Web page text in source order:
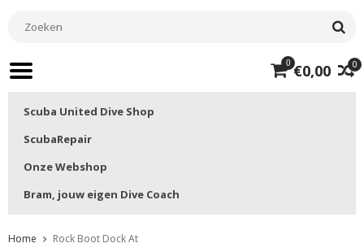
0
0 €0,00
Scuba United Dive Shop
ScubaRepair
Onze Webshop
Bram, jouw eigen Dive Coach
Home Rock Boot Dock At